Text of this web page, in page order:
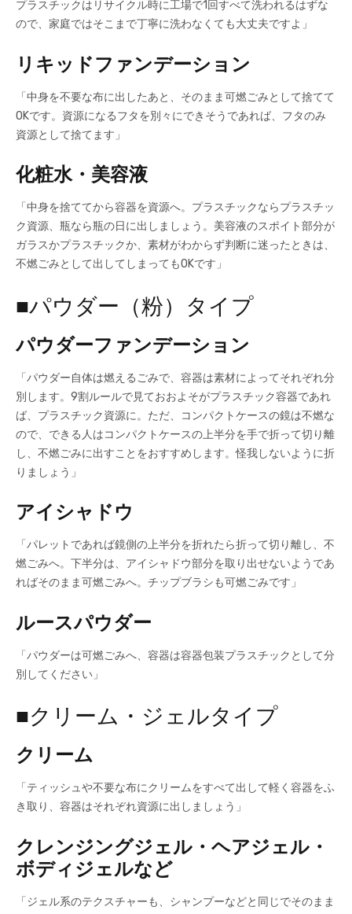
プラスチックはリサイクル時に工場で1回すべて洗われるはずな
ので、家庭ではそこまで丁寧に洗わなくても大丈夫ですよ」
リキッドファンデーション
「中身を不要な布に出したあと、そのまま可燃ごみとして捨てて
OKです。資源になるフタを別々にできそうであれば、フタのみ
資源として捨てます」
化粧水・美容液
「中身を捨ててから容器を資源へ。プラスチックならプラスチッ
ク資源、瓶なら瓶の日に出しましょう。美容液のスポイト部分が
ガラスかプラスチックか、素材がわからず判断に迷ったときは、
不燃ごみとして出してしまってもOKです」
■パウダー（粉）タイプ
パウダーファンデーション
「パウダー自体は燃えるごみで、容器は素材によってそれぞれ分
別します。9割ルールで見ておおよそがプラスチック容器であれ
ば、プラスチック資源に。ただ、コンパクトケースの鏡は不燃な
ので、できる人はコンパクトケースの上半分を手で折って切り離
し、不燃ごみに出すことをおすすめします。怪我しないように折
りましょう」
アイシャドウ
「パレットであれば鏡側の上半分を折れたら折って切り離し、不
燃ごみへ。下半分は、アイシャドウ部分を取り出せないようであ
ればそのまま可燃ごみへ。チップブラシも可燃ごみです」
ルースパウダー
「パウダーは可燃ごみへ、容器は容器包装プラスチックとして分
別してください」
■クリーム・ジェルタイプ
クリーム
「ティッシュや不要な布にクリームをすべて出して軽く容器をふ
き取り、容器はそれぞれ資源に出しましょう」
クレンジングジェル・ヘアジェル・
ボディジェルなど
「ジェル系のテクスチャーも、シャンプーなどと同じでそのまま